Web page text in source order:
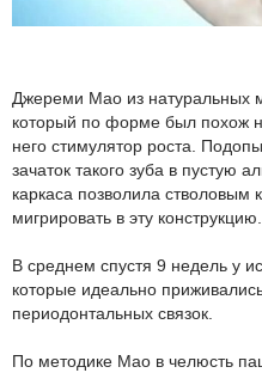
Джереми Мао из натуральных
который по форме был похож
него стимулятор роста.
зачаток такого зуба в пустую
каркаса позволила стволовым
мигрировать в эту конструкцию.
В среднем спустя 9 недель у
которые идеально
периодонтальных связок.
По методике Мао в челюсть